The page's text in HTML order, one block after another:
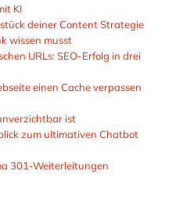
KI
deiner Content Strategie
wissen musst
URLs: SEO-Erfolg in drei
einen Cache verpassen
ist
zum ultimativen Chatbot
301-Weiterleitungen